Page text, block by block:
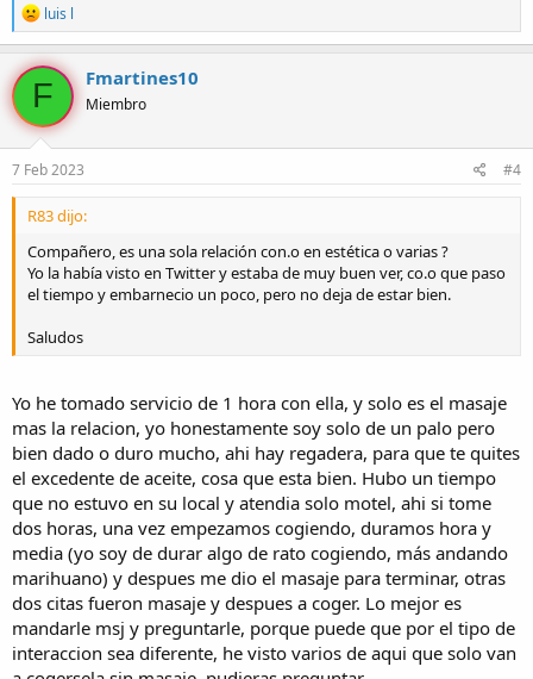
R
e
a
c
c
o
n
e
luis l
F Fmartines10
Miembro
7 Feb 2023 #4
R83 dijo:
Compañero, es una sola relación con.o en estética o varias ?
Yo la había visto en Twitter y estaba de muy buen ver, co.o que paso
el tiempo y embarnecio un poco, pero no deja de estar bien.
Saludos
Yo he tomado servicio de 1 hora con ella, y solo es el masaje
mas la relacion, yo honestamente soy solo de un palo pero
bien dado o duro mucho, ahi hay regadera, para que te quites
el excedente de aceite, cosa que esta bien. Hubo un tiempo
que no estuvo en su local y atendia solo motel, ahi si tome
dos horas, una vez empezamos cogiendo, duramos hora y
media (yo soy de durar algo de rato cogiendo, más andando
marihuano) y despues me dio el masaje para terminar, otras
dos citas fueron masaje y despues a coger. Lo mejor es
mandarle msj y preguntarle, porque puede que por el tipo de
interaccion sea diferente, he visto varios de aqui que solo van